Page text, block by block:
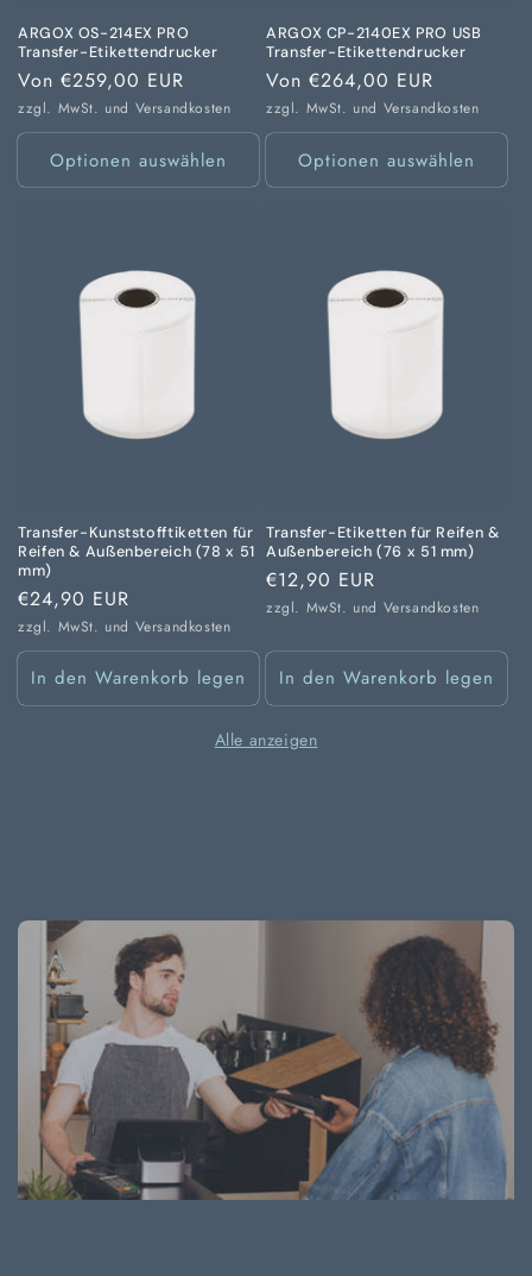
ARGOX OS-214EX PRO
Transfer-Etikettendrucker
Normaler
Preis
Von €259,00 EUR
zzgl. MwSt. und Versandkosten
Optionen auswählen
ARGOX CP-2140EX PRO USB
Transfer-Etikettendrucker
Normaler
Preis
Von €264,00 EUR
zzgl. MwSt. und Versandkosten
Optionen auswählen
Transfer-Kunststofftiketten für
Reifen & Außenbereich (78 x 51
mm)
Normaler
Preis
€24,90 EUR
zzgl. MwSt. und Versandkosten
In den Warenkorb legen
Transfer-Etiketten für Reifen &
Außenbereich (76 x 51 mm)
Normaler
Preis
€12,90 EUR
zzgl. MwSt. und Versandkosten
In den Warenkorb legen
Alle anzeigen